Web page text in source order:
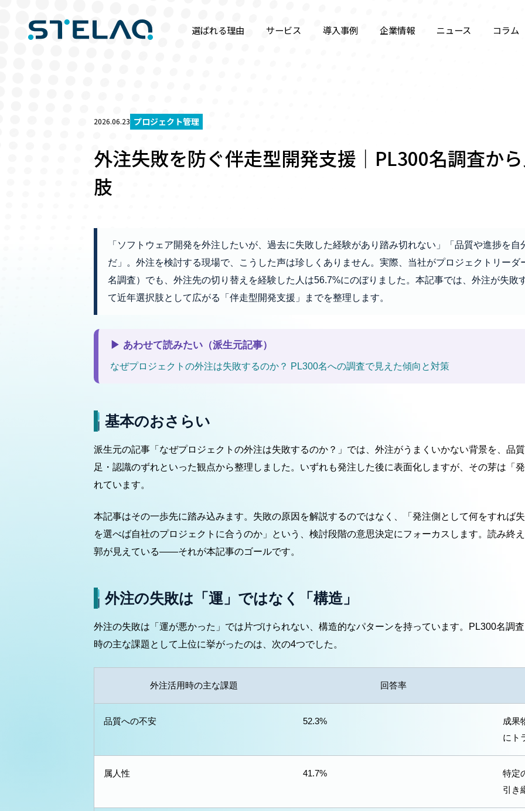
選ばれる理由 サービス 導入事例 企業情報 ニュース コラム
2026.06.23 プロジェクト管理
外注失敗を防ぐ伴走型開発支援｜PL300名調査か
肢
「ソフトウェア開発を外注したいが、過去に失敗した経験があり踏み切れない」「品質や進捗を
だ」。外注を検討する現場で、こうした声は珍しくありません。実際、当社がプロジェクトリー
名調査）でも、外注先の切り替えを経験した人は56.7%にのぼりました。本記事では、外注が失敗
て近年選択肢として広がる「伴走型開発支援」までを整理します。
▶ あわせて読みたい（派生元記事）
なぜプロジェクトの外注は失敗するのか？ PL300名への調査で見えた傾向と対策
基本のおさらい
派生元の記事「なぜプロジェクトの外注は失敗するのか？」では、外注がうまくいかない背景を、品
足・認識のずれといった観点から整理しました。いずれも発注した後に表面化しますが、その芽は「
れています。
本記事はその一歩先に踏み込みます。失敗の原因を解説するのではなく、「発注側として何をすれば
を選べば自社のプロジェクトに合うのか」という、検討段階の意思決定にフォーカスします。読み終
郭が見えている——それが本記事のゴールです。
外注の失敗は「運」ではなく「構造」
外注の失敗は「運が悪かった」では片づけられない、構造的なパターンを持っています。PL300名調
時の主な課題として上位に挙がったのは、次の4つでした。
外注活用時の主な課題 回答率
品質への不安 52.3%
成果
にト
属人性 41.7%
特定
引き